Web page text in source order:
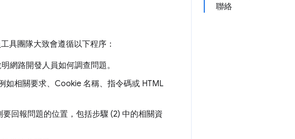
聯絡
具團隊大致會遵循以下程序：
網路開發人員如何調查問題。
如相關要求、Cookie 名稱、指令碼或 HTML
回報問題的位置，包括步驟 (2) 中的相關資